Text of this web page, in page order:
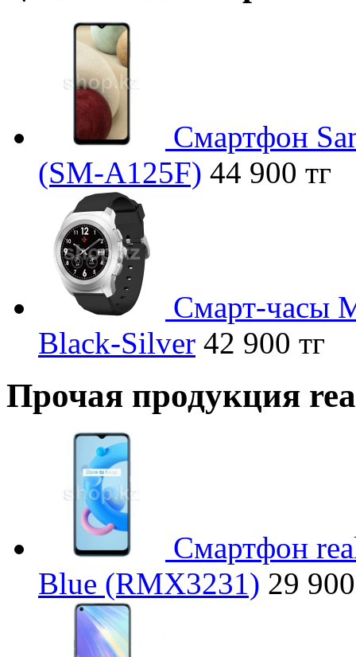
Смартфон
(SM-A125F) 44 900 тг
Смарт-часы
Black-Silver 42 900 тг
Прочая продукция
Смартфон
Blue (RMX3231) 29